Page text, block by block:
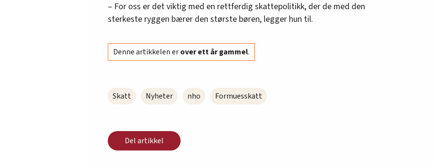
– For oss er det viktig med en rettferdig skattepolitikk, der de med den
sterkeste ryggen bærer den største børen, legger hun til.
Denne artikkelen erover ett år gammel.
Skatt Nyheter nho Formuesskatt
Del artikkel